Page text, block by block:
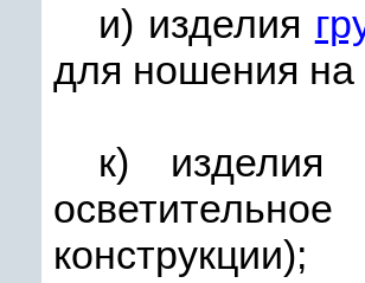
и) изделия
для ношения на
к) изделия
конструкции);